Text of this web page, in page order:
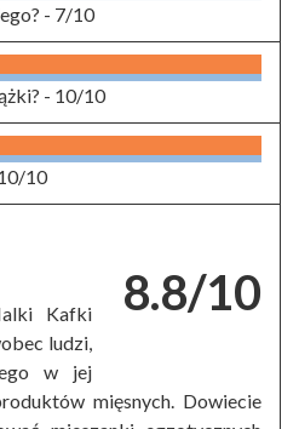
- 7/10
- 10/10
10
8.8/10
Kafki
ludzi,
w jej
mięsnych. Dowiecie